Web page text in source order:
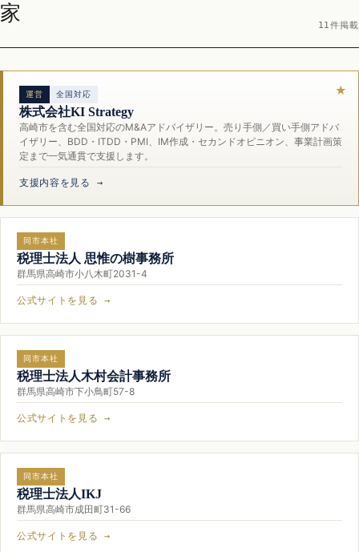
家
11件掲載
運営 全国対応
株式会社KI Strategy
高崎市を含む全国対応のM&Aアドバイザリー。売り手側／買い手側アドバ
イザリー、BDD・ITDD・PMI、IM作成・セカンドオピニオン、事業計画策
定まで一気通貫で支援します。
支援内容を見る →
同市本社
税理士法人 思惟の樹事務所
群馬県高崎市小八木町2031-4
公式サイトを見る →
同市本社
税理士法人木村会計事務所
群馬県高崎市下小鳥町57-8
公式サイトを見る →
同市本社
税理士法人IKJ
群馬県高崎市成田町31-66
公式サイトを見る →